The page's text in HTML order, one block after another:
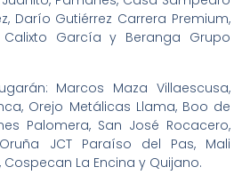
Darío Gutiérrez Carrera Premium,
Calixto García y Beranga Grupo
Marcos Maza Villaescusa,
Orejo Metálicas Llama, Boo de
Palomera, San José Rocacero,
JCT Paraíso del Pas, Mali
Cospecan La Encina y Quijano.